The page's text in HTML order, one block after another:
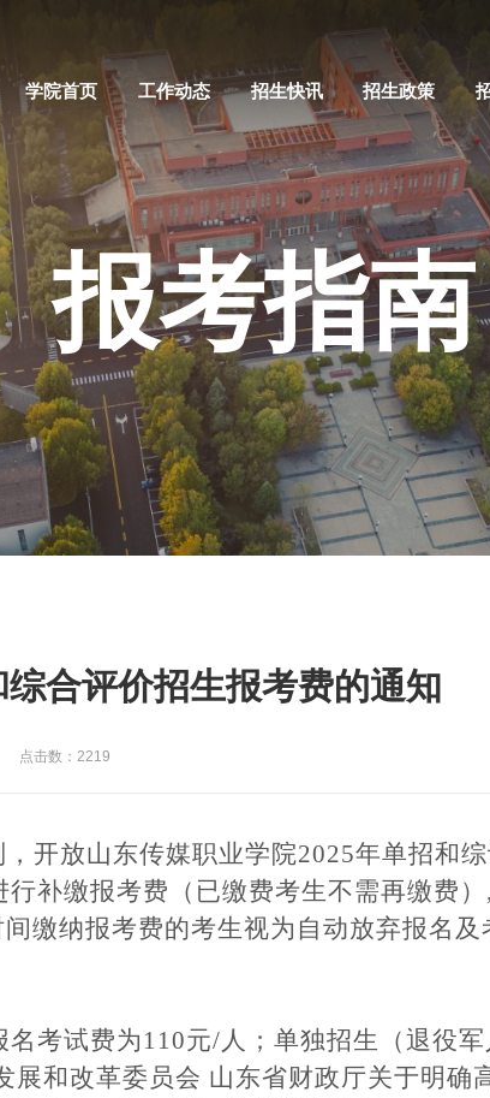
学院首页 工作动态 招生快讯 招生政策
报考指南
合评价招生报考费的通知
点击数：2219
开放山东传媒职业学院2025年单招和
行补缴报考费（已缴费考生不需再缴费）
缴纳报考费的考生视为自动放弃报名及
考试费为110元/人；单独招生（退役军
和改革委员会 山东省财政厅关于明确